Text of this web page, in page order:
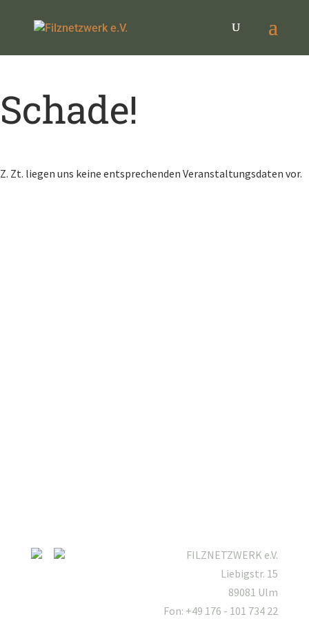
Schade!
Z. Zt. liegen uns keine entsprechenden Veranstaltungsdaten vor.
FILZNETZWERK e.V.
Liebigstr. 15
89081 Ulm
Fon: +49 176 - 101 734 22